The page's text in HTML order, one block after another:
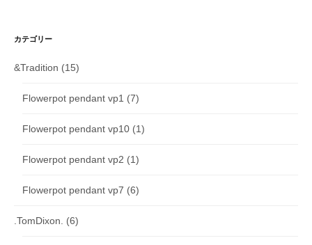
カテゴリー
&Tradition (15)
Flowerpot pendant vp1 (7)
Flowerpot pendant vp10 (1)
Flowerpot pendant vp2 (1)
Flowerpot pendant vp7 (6)
.TomDixon. (6)